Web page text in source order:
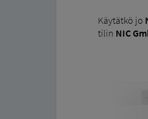
Käytätkö jo
tilin NIC